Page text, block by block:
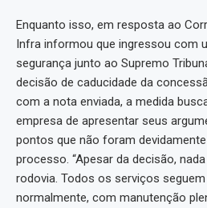
Enquanto isso, em resposta ao
Infra informou que ingressou com
segurança junto ao Supremo
decisão de caducidade da
com a nota enviada, a medida
empresa de apresentar seus
pontos que não foram
processo. “Apesar da decisão,
rodovia. Todos os serviços
normalmente, com manutenção